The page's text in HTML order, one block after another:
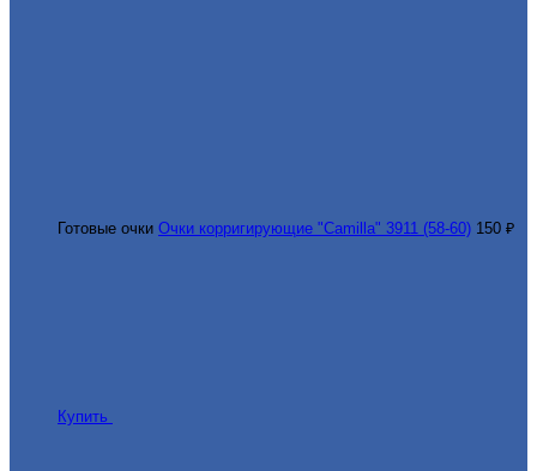
Готовые очки Очки корригирующие "Camilla" 3911 (58-60) 150 ₽
Купить